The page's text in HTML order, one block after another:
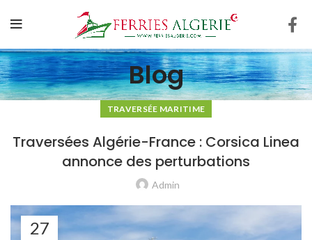
Blog
TRAVERSÉE MARITIME
Traversées Algérie-France : Corsica Linea
annonce des perturbations
Admin
27